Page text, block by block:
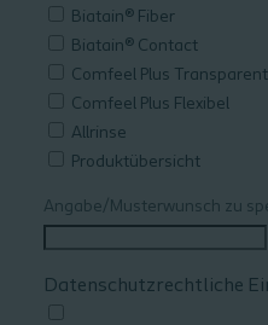
Biatain® Fiber
Biatain® Contact
Comfeel Plus Transparent
Comfeel Plus Flexibel
Allrinse
Produktübersicht
Angabe/Musterwunsch zu
Datenschutzrechtliche